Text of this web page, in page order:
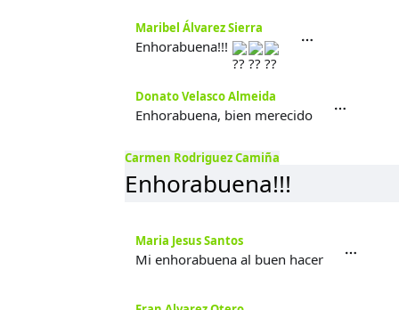
Maribel Álvarez Sierra
Enhorabuena!!!
Donato Velasco Almeida
Enhorabuena, bien merecido
Carmen Rodriguez Camiña
Enhorabuena!!!
Maria Jesus Santos
Mi enhorabuena al buen hacer